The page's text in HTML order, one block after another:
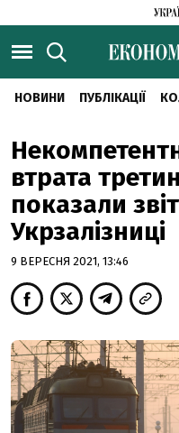
НОВИНИ ПУБЛІКАЦІЇ
втрата
показали
Укрзалізниці
9 ВЕРЕСНЯ 2021, 13:46